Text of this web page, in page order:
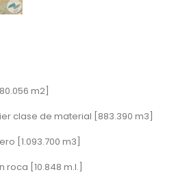
m2]
clase de material [883.390 m3]
[1.093.700 m3]
roca [10.848 m.l.]